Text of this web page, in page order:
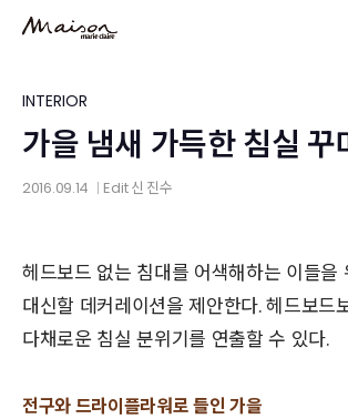
content
INTERIOR
가을 냄새 가득한 침실 꾸
2016.09.14 Edit신 진수
헤드보드 없는 침대를 어색해하는 이들을
대신할 데커레이션을 제안한다. 헤드보드
다채로운 침실 분위기를 연출할 수 있다.
전구와 드라이플라워로 들인 가을